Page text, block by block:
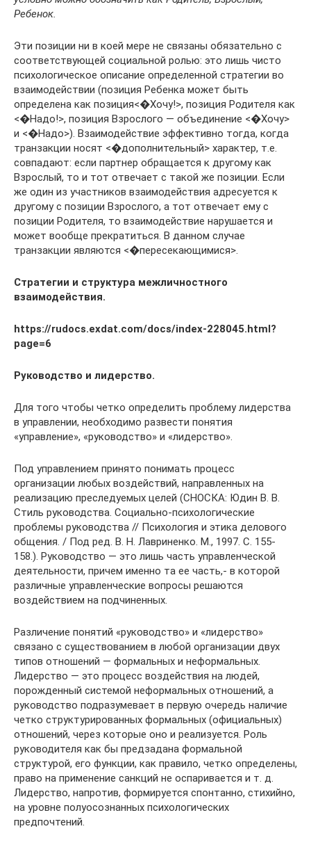
Ребенок.
Эти позиции ни в коей мере не связаны обязательно с
соответствующей социальной ролью: это лишь чисто
психологическое описание определенной стратегии во
взаимодействии (позиция Ребенка может быть
определена как позиция<�Хочу!>, позиция Родителя как
<�Надо!>, позиция Взрослого — объединение <�Хочу>
и <�Надо>). Взаимодействие эффективно тогда, когда
транзакции носят <�дополнительный> характер, т.е.
совпадают: если партнер обращается к другому как
Взрослый, то и тот отвечает с такой же позиции. Если
же один из участников взаимодействия адресуется к
другому с позиции Взрослого, а тот отвечает ему с
позиции Родителя, то взаимодействие нарушается и
может вообще прекратиться. В данном случае
транзакции являются <�пересекающимися>.
Стратегии и структура межличностного
взаимодействия.
https://rudocs.exdat.com/docs/index-228045.html?
page=6
Руководство и лидерство.
Для того чтобы четко определить проблему лидерства
в управлении, необходимо развести понятия
«управление», «руководство» и «лидерство».
Под управлением принято понимать процесс
организации любых воздействий, направленных на
реализацию преследуемых целей (СНОСКА: Юдин В. В.
Стиль руководства. Социально-психологические
проблемы руководства // Психология и этика делового
общения. / Под ред. В. Н. Лавриненко. М., 1997. С. 155-
158.). Руководство — это лишь часть управленческой
деятельности, причем именно та ее часть,- в которой
различные управленческие вопросы решаются
воздействием на подчиненных.
Различение понятий «руководство» и «лидерство»
связано с существованием в любой организации двух
типов отношений — формальных и неформальных.
Лидерство — это процесс воздействия на людей,
порожденный системой неформальных отношений, а
руководство подразумевает в первую очередь наличие
четко структурированных формальных (официальных)
отношений, через которые оно и реализуется. Роль
руководителя как бы предзадана формальной
структурой, его функции, как правило, четко определены,
право на применение санкций не оспаривается и т. д.
Лидерство, напротив, формируется спонтанно, стихийно,
на уровне полуосознанных психологических
предпочтений.